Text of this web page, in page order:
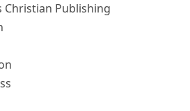
Christian Publishing